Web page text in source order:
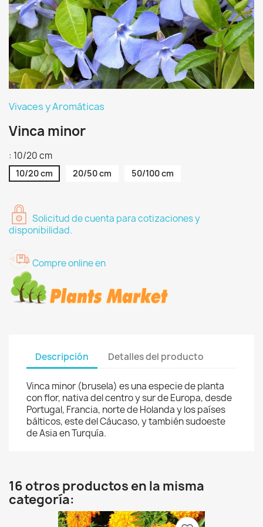
Vivaces y Aromáticas
Vinca minor
: 10/20 cm
10/20 cm 20/50 cm 50/100 cm
Solicitud de cuenta para cotizaciones y
disponibilidad.
Compre online en
Descripción Detalles del producto
Vinca minor (brusela) es una especie de planta
con flor, nativa del centro y sur de Europa, desde
Portugal, Francia, norte de Holanda y los países
bálticos, este del Cáucaso, y también sudoeste
de Asia en Turquía.
16 otros productos en la misma
categoría: